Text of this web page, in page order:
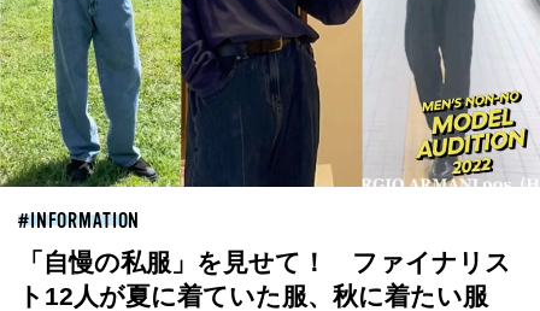
INFORMATION
「自慢の私服」を見せて！ ファイナリス
ト12人が夏に着ていた服、秋に着たい服